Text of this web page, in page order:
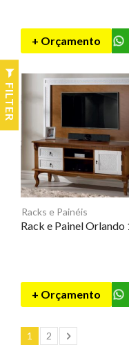
+ Orçamento
Racks e Painéis
+ Orçamento
1 2
FILTER